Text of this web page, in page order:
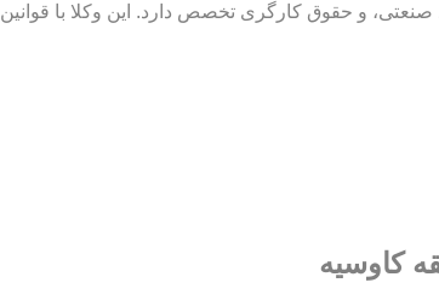
و حقوق کارگری تخصص دارد. این وکلا با قوانین
کاوسیه